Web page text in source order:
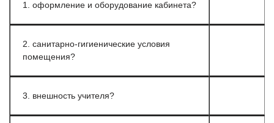
1. оформление и оборудование кабинета?
2. санитарно-гигиенические условия
помещения?
3. внешность учителя?